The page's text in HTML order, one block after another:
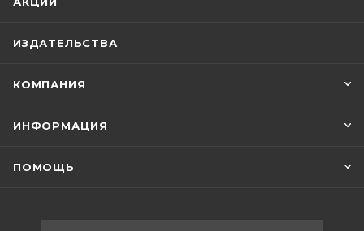
ИЗДАТЕЛЬСТВА
КОМПАНИЯ
ИНФОРМАЦИЯ
ПОМОЩЬ